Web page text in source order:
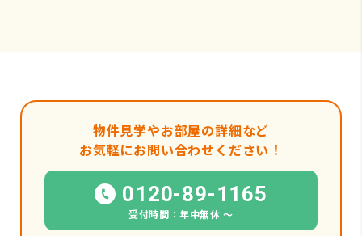
物件見学やお部屋の詳細など
お気軽にお問い合わせください！
0120-89-1165
受付時間：年中無休 〜